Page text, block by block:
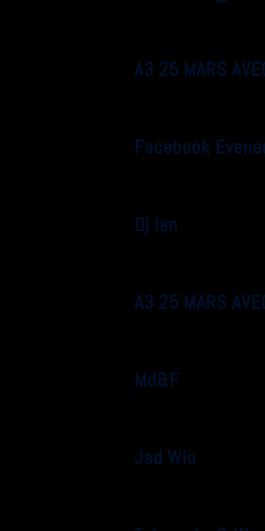
A3 25 MARS
Facebook
Dj Ian
A3 25 MARS
Md&F
Jad Wio